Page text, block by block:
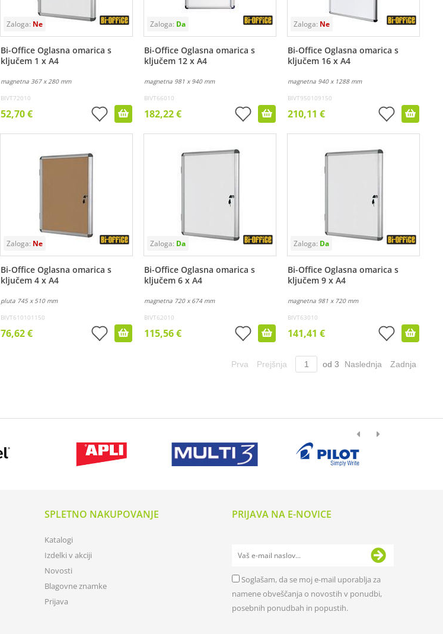
Bi-Office Oglasna omarica s
ključem 1 x A4
magnetna 367 x 280 mm
BIVT72010
52,70 €
Bi-Office Oglasna omarica s
ključem 12 x A4
magnetna 981 x 940 mm
BIVT66010
182,22 €
Bi-Office Oglasna omarica s
ključem 16 x A4
magnetna 940 x 1288 mm
BIVT950109150
210,11 €
Bi-Office Oglasna omarica s
ključem 4 x A4
pluta 745 x 510 mm
BIVT610101150
76,62 €
Bi-Office Oglasna omarica s
ključem 6 x A4
magnetna 720 x 674 mm
BIVT62010
115,56 €
Bi-Office Oglasna omarica s
ključem 9 x A4
magnetna 981 x 720 mm
BIVT63010
141,41 €
Prva Prejšnja od 3 Naslednja Zadnja
SPLETNO NAKUPOVANJE
Katalogi
Izdelki v akciji
Novosti
Blagovne znamke
Prijava
PRIJAVA NA E-NOVICE
Soglašam, da se moj e-mail uporablja za
namene obveščanja o novostih v ponudbi,
posebnih ponudbah in popustih.